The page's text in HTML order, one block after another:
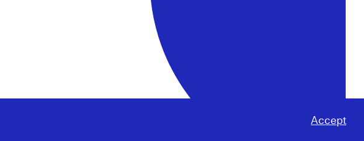
Accept